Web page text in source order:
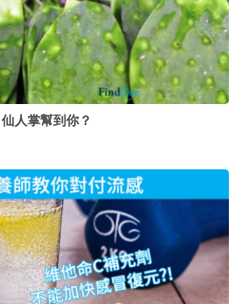
人掌幫到你？